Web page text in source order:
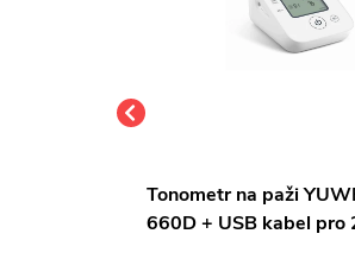
Tonometr na paži
660D + USB kabel pro